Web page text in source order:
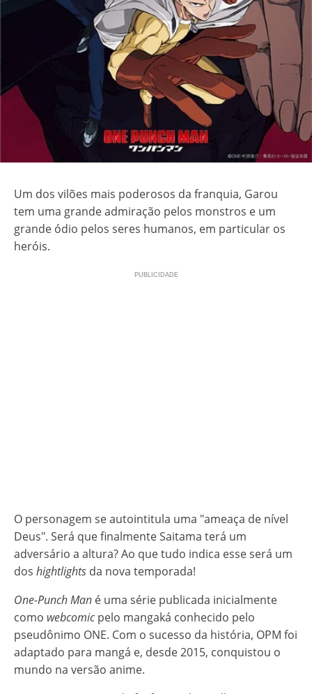
Um dos vilões mais poderosos da franquia, Garou
tem uma grande admiração pelos monstros e um
grande ódio pelos seres humanos, em particular os
heróis.
O personagem se autointitula uma "ameaça de nível
Deus". Será que finalmente Saitama terá um
adversário a altura? Ao que tudo indica esse será um
dos hightlights da nova temporada!
One-Punch Man é uma série publicada inicialmente
como webcomicpelo mangaká conhecido pelo
pseudônimo ONE. Com o sucesso da história, OPM foi
adaptado para mangá e, desde 2015, conquistou o
mundo na versão anime.